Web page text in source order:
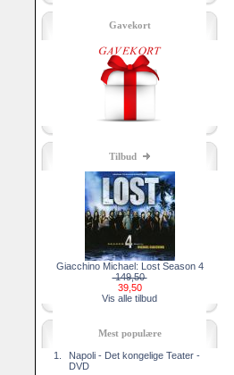
Gavekort
Tilbud
Giacchino Michael: Lost Season 4
149,50
39,50
Vis alle tilbud
Mest populære
1.
Napoli - Det kongelige Teater -
DVD